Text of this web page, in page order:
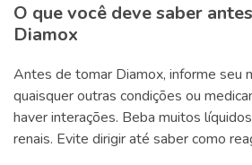
O que você deve saber
Diamox
Antes de tomar Diamox, informe seu
quaisquer outras condições ou
haver interações. Beba muitos
renais. Evite dirigir até saber como